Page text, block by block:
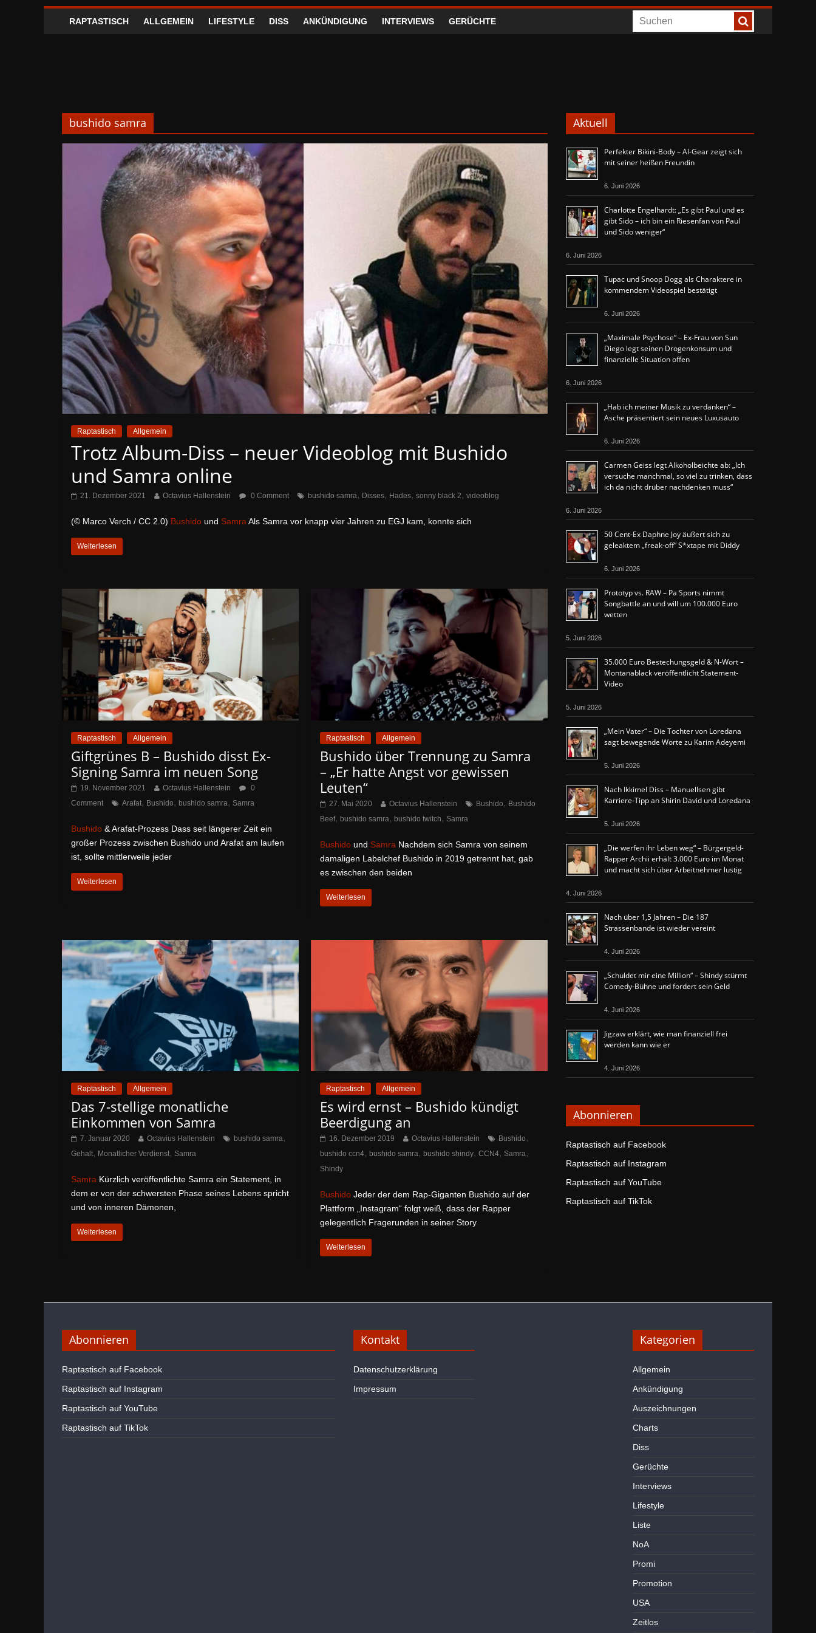
RAPTASTISCH ALLGEMEIN LIFESTYLE DISS ANKÜNDIGUNG INTERVIEWS GERÜCHTE
bushido samra
Raptastisch Allgemein
Trotz Album-Diss – neuer Videoblog mit Bushido
und Samra online
21. Dezember 2021 Octavius Hallenstein 0 Comment bushido samra, Disses, Hades, sonny black 2, videoblog
(© Marco Verch / CC 2.0) Bushido und Samra Als Samra vor knapp vier Jahren zu EGJ kam, konnte sich
Weiterlesen
Raptastisch Allgemein
Giftgrünes B – Bushido disst Ex-
Signing Samra im neuen Song
19. November 2021 Octavius Hallenstein
0
Comment
Arafat, Bushido, bushido samra, Samra
Bushido & Arafat-Prozess Dass seit längerer Zeit ein
großer Prozess zwischen Bushido und Arafat am laufen
ist, sollte mittlerweile jeder
Weiterlesen
Raptastisch Allgemein
Bushido über Trennung zu Samra
– „Er hatte Angst vor gewissen
Leuten“
27. Mai 2020 Octavius Hallenstein Bushido, Bushido
Beef, bushido samra, bushido twitch, Samra
Bushido und Samra Nachdem sich Samra von seinem
damaligen Labelchef Bushido in 2019 getrennt hat, gab
es zwischen den beiden
Weiterlesen
Raptastisch Allgemein
Das 7-stellige monatliche
Einkommen von Samra
7. Januar 2020 Octavius Hallenstein bushido samra,
Gehalt, Monatlicher Verdienst, Samra
Samra Kürzlich veröffentlichte Samra ein Statement, in
dem er von der schwersten Phase seines Lebens spricht
und von inneren Dämonen,
Weiterlesen
Raptastisch Allgemein
Es wird ernst – Bushido kündigt
Beerdigung an
16. Dezember 2019 Octavius Hallenstein Bushido,
bushido ccn4,bushido samra,bushido shindy,CCN4, Samra,
Shindy
Bushido Jeder der dem Rap-Giganten Bushido auf der
Plattform „Instagram“ folgt weiß, dass der Rapper
gelegentlich Fragerunden in seiner Story
Weiterlesen
Aktuell
Perfekter Bikini-Body – Al-Gear zeigt sich
mit seiner heißen Freundin
6. Juni 2026
Charlotte Engelhardt: „Es gibt Paul und es
gibt Sido – ich bin ein Riesenfan von Paul
und Sido weniger“
6. Juni 2026
Tupac und Snoop Dogg als Charaktere in
kommendem Videospiel bestätigt
6. Juni 2026
„Maximale Psychose“ – Ex-Frau von Sun
Diego legt seinen Drogenkonsum und
finanzielle Situation offen
6. Juni 2026
„Hab ich meiner Musik zu verdanken“ –
Asche präsentiert sein neues Luxusauto
6. Juni 2026
Carmen Geiss legt Alkoholbeichte ab: „Ich
versuche manchmal, so viel zu trinken, dass
ich da nicht drüber nachdenken muss“
6. Juni 2026
50 Cent-Ex Daphne Joy äußert sich zu
geleaktem „freak-off“ S*xtape mit Diddy
6. Juni 2026
Prototyp vs. RAW – Pa Sports nimmt
Songbattle an und will um 100.000 Euro
wetten
5. Juni 2026
35.000 Euro Bestechungsgeld & N-Wort –
Montanablack veröffentlicht Statement-
Video
5. Juni 2026
„Mein Vater“ – Die Tochter von Loredana
sagt bewegende Worte zu Karim Adeyemi
5. Juni 2026
Nach Ikkimel Diss – Manuellsen gibt
Karriere-Tipp an Shirin David und Loredana
5. Juni 2026
„Die werfen ihr Leben weg“ – Bürgergeld-
Rapper Archii erhält 3.000 Euro im Monat
und macht sich über Arbeitnehmer lustig
4. Juni 2026
Nach über 1,5 Jahren – Die 187
Strassenbande ist wieder vereint
4. Juni 2026
„Schuldet mir eine Million“ – Shindy stürmt
Comedy-Bühne und fordert sein Geld
4. Juni 2026
Jigzaw erklärt, wie man finanziell frei
werden kann wie er
4. Juni 2026
Abonnieren
Raptastisch auf Facebook
Raptastisch auf Instagram
Raptastisch auf YouTube
Raptastisch auf TikTok
Abonnieren
Raptastisch auf Facebook
Raptastisch auf Instagram
Raptastisch auf YouTube
Raptastisch auf TikTok
Kontakt
Datenschutzerklärung
Impressum
Kategorien
Allgemein
Ankündigung
Auszeichnungen
Charts
Diss
Gerüchte
Interviews
Lifestyle
Liste
NoA
Promi
Promotion
USA
Zeitlos